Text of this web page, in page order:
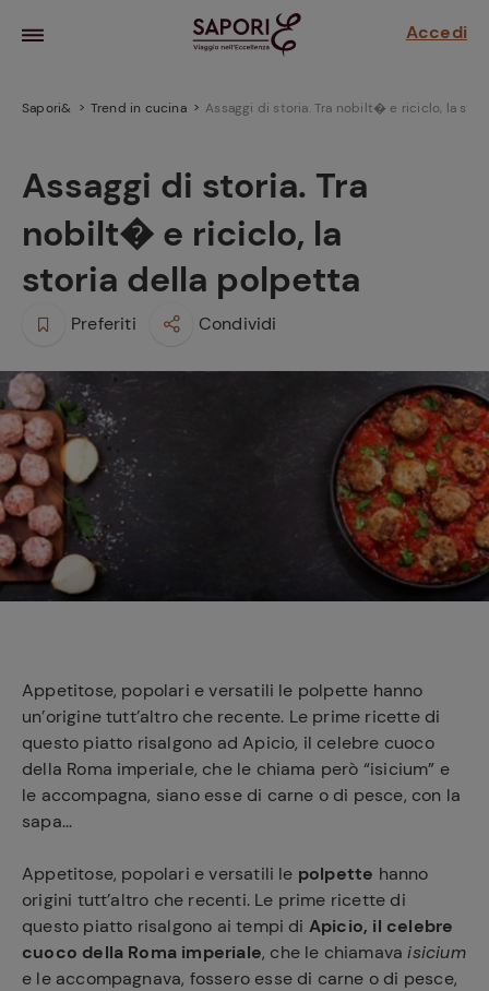
Accedi
e
ricetta
il
sensi di
Sapori& Trend in cucina Assaggi di storia. Tra nobilt� e riciclo, la
Assaggi di storia. Tra
nobilt� e riciclo, la
storia della polpetta
Preferiti Condividi
Appetitose, popolari e versatili le polpette hanno
un’origine tutt’altro che recente. Le prime ricette di
questo piatto risalgono ad Apicio, il celebre cuoco
della Roma imperiale, che le chiama però “isicium” e
le accompagna, siano esse di carne o di pesce, con la
sapa...
Appetitose, popolari e versatili le polpette hanno
origini tutt’altro che recenti. Le prime ricette di
questo piatto risalgono ai tempi di Apicio, il celebre
cuoco della Roma imperiale, che le chiamavaisicium
e le accompagnava, fossero esse di carne o di pesce,